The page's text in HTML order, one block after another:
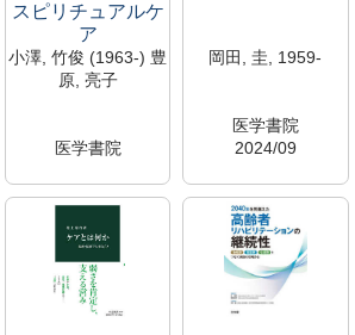
スピリチュアルケ
ア
小澤, 竹俊 (1963-) 豊
原, 亮子
医学書院
WB/880/O
遠山研究室（453研
究室）
専有資料のため閲覧
不可
岡田, 圭, 1959-
医学書院
2024/09
1003565
遠山研究室（453研
究室）
専有資料のため閲覧
不可
広尾研究室